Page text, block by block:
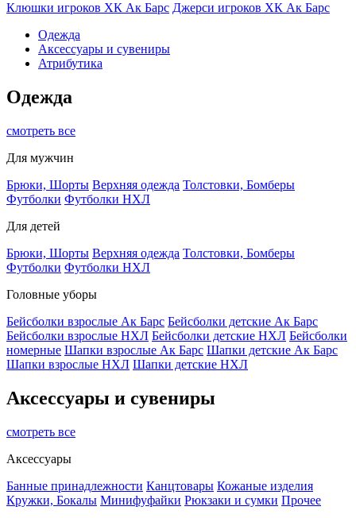
Клюшки игроков ХК Ак Барс Джерси игроков ХК Ак Барс
Одежда
Аксессуары и сувениры
Атрибутика
Одежда
смотреть все
Для мужчин
Брюки, Шорты Верхняя одежда Толстовки, Бомберы
Футболки Футболки НХЛ
Для детей
Брюки, Шорты Верхняя одежда Толстовки, Бомберы
Футболки Футболки НХЛ
Головные уборы
Бейсболки взрослые Ак Барс Бейсболки детские Ак Барс
Бейсболки взрослые НХЛ Бейсболки детские НХЛ Бейсболки
номерные Шапки взрослые Ак Барс Шапки детские Ак Барс
Шапки взрослые НХЛ Шапки детские НХЛ
Аксессуары и сувениры
смотреть все
Аксессуары
Банные принадлежности Канцтовары Кожаные изделия
Кружки, Бокалы Минифуфайки Рюкзаки и сумки Прочее